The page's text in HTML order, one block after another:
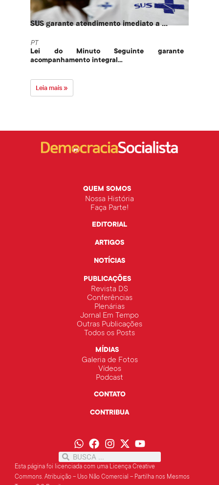
SUS garante atendimento imediato a ...
PT
Lei do Minuto Seguinte garante
acompanhamento integral...
Leia mais »
QUEM SOMOS
Nossa História
Faça Parte!
EDITORIAL
ARTIGOS
NOTÍCIAS
PUBLICAÇÕES
Revista DS
Conferências
Plenárias
Jornal Em Tempo
Outras Publicações
Todos os Posts
MÍDIAS
Galeria de Fotos
Vídeos
Podcast
CONTATO
CONTRIBUA
Esta página foi licenciada com uma Licença Creative
Commons. Atribuição – Uso Não Comercial – Partilha nos Mesmos